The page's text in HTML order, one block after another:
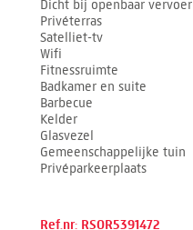
Dicht bij openbaar vervoer
Privéterras
Satelliet-tv
Wifi
Fitnessruimte
Badkamer en suite
Barbecue
Kelder
Glasvezel
Gemeenschappelijke tuin
Privéparkeerplaats
Ref.nr: RSOR5391472